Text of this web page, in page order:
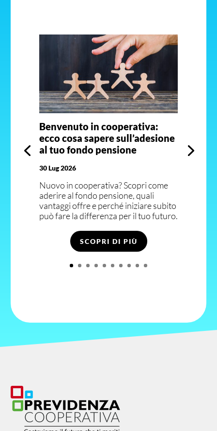
Benvenuto in cooperativa:
ecco cosa sapere sull’adesione
al tuo fondo pensione
30 Lug 2026
Nuovo in cooperativa? Scopri come
aderire al fondo pensione, quali
vantaggi offre e perché iniziare subito
può fare la differenza per il tuo futuro.
SCOPRI DI PIÙ